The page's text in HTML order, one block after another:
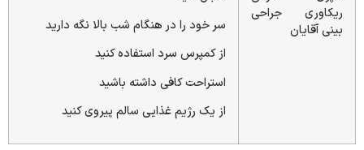
ریکاوری جراحی
بینی آقایان
سر خود را در هنگام شب بالا نگه دارید
از کمپرس سرد استفاده کنید
استراحت کافی داشته باشید
از یک رژیم غذایی سالم پیروی کنید